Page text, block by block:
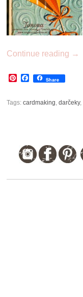
Continue reading →
Pinterest
Facebook
Share
Tags:cardmaking ,darčeky,